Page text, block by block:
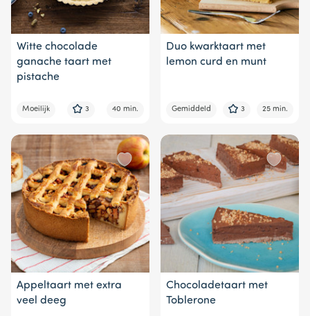
Witte chocolade
ganache taart met
pistache
Moeilijk 3 40 min.
Duo kwarktaart met
lemon curd en munt
Gemiddeld 3 25 min.
Appeltaart met extra
veel deeg
Chocoladetaart met
Toblerone